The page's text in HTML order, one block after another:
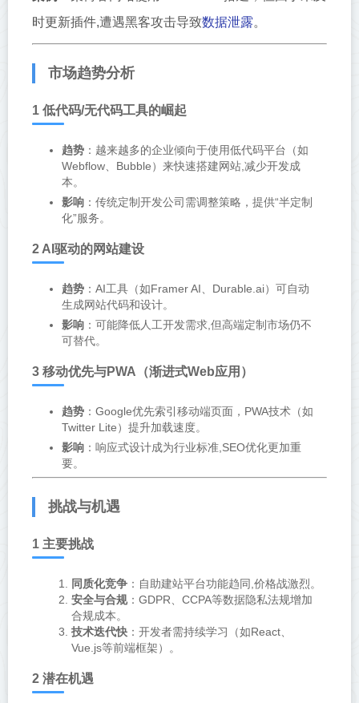
时更新插件,遭遇黑客攻击导致数据泄露。
市场趋势分析
1 低代码/无代码工具的崛起
趋势：越来越多的企业倾向于使用低代码平台（如
Webflow、Bubble）来快速搭建网站,减少开发成
本。
影响：传统定制开发公司需调整策略，提供“半定制
化”服务。
2 AI驱动的网站建设
趋势：AI工具（如Framer AI、Durable.ai）可自动
生成网站代码和设计。
影响：可能降低人工开发需求,但高端定制市场仍不
可替代。
3 移动优先与PWA（渐进式Web应用）
趋势：Google优先索引移动端页面，PWA技术（如
Twitter Lite）提升加载速度。
影响：响应式设计成为行业标准,SEO优化更加重
要。
挑战与机遇
1 主要挑战
同质化竞争 ：自助建站平台功能趋同,价格战激烈。
安全与合规：GDPR、CCPA等数据隐私法规增加
合规成本。
技术迭代快 ：开发者需持续学习（如React、
Vue.js等前端框架）。
2 潜在机遇